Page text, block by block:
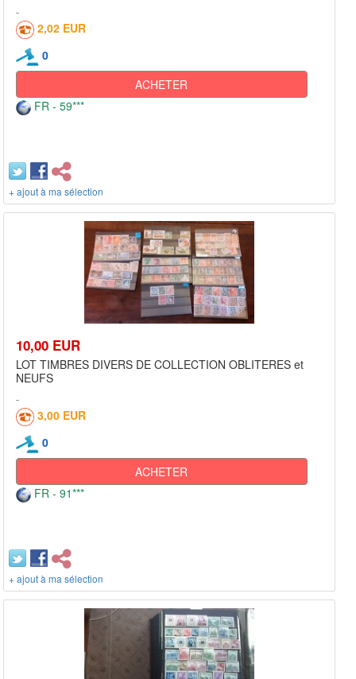
2,02 EUR
0
ACHETER
FR - 59***
+ ajout à ma sélection
10,00 EUR
LOT TIMBRES DIVERS DE COLLECTION OBLITERES et
NEUFS
3,00 EUR
0
ACHETER
FR - 91***
+ ajout à ma sélection